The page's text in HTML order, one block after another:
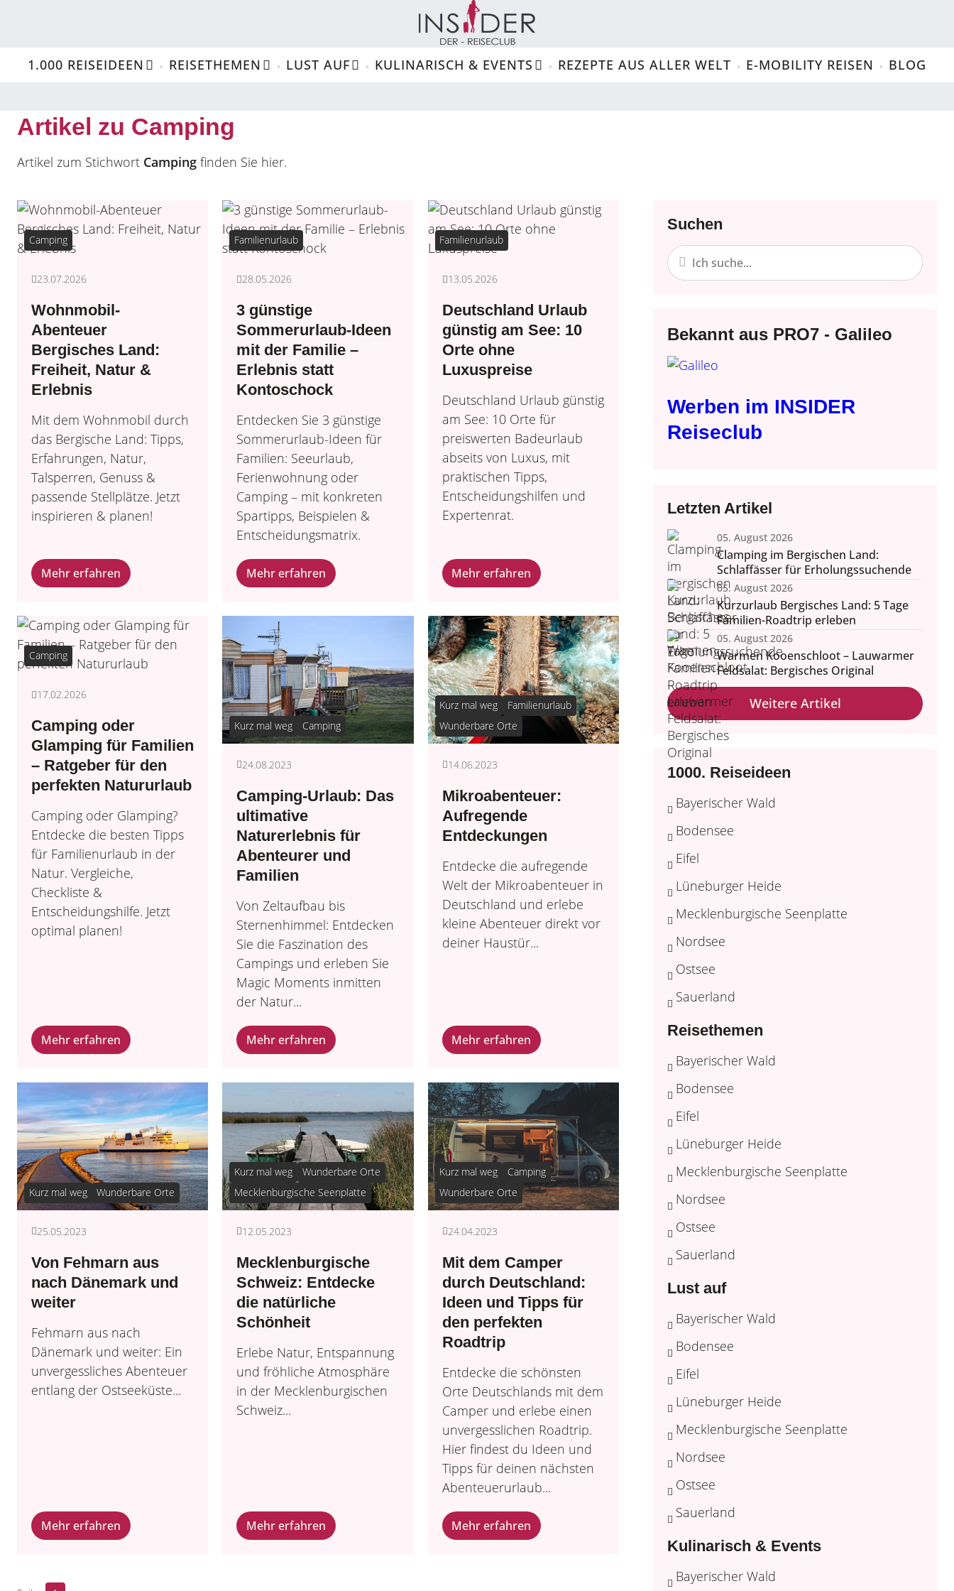
1.000 REISEIDEEN REISETHEMEN LUST AUF KULINARISCH & EVENTS REZEPTE AUS ALLER WELT E-MOBILITY REISEN BLOG
Artikel zu Camping
Artikel zum Stichwort Camping finden Sie hier.
Camping
23.07.2026
Wohnmobil-
Abenteuer
Bergisches Land:
Freiheit, Natur &
Erlebnis
Mit dem Wohnmobil durch
das Bergische Land: Tipps,
Erfahrungen, Natur,
Talsperren, Genuss &
passende Stellplätze. Jetzt
inspirieren & planen!
Mehr erfahren
Familienurlaub
28.05.2026
3 günstige
Sommerurlaub-Ideen
mit der Familie –
Erlebnis statt
Kontoschock
Entdecken Sie 3 günstige
Sommerurlaub-Ideen für
Familien: Seeurlaub,
Ferienwohnung oder
Camping – mit konkreten
Spartipps, Beispielen &
Entscheidungsmatrix.
Mehr erfahren
Familienurlaub
13.05.2026
Deutschland Urlaub
günstig am See: 10
Orte ohne
Luxuspreise
Deutschland Urlaub günstig
am See: 10 Orte für
preiswerten Badeurlaub
abseits von Luxus, mit
praktischen Tipps,
Entscheidungshilfen und
Expertenrat.
Mehr erfahren
Camping
17.02.2026
Camping oder
Glamping für Familien
– Ratgeber für den
perfekten Natururlaub
Camping oder Glamping?
Entdecke die besten Tipps
für Familienurlaub in der
Natur. Vergleiche,
Checkliste &
Entscheidungshilfe. Jetzt
optimal planen!
Mehr erfahren
Kurz mal weg Camping
24.08.2023
Camping-Urlaub: Das
ultimative
Naturerlebnis für
Abenteurer und
Familien
Von Zeltaufbau bis
Sternenhimmel: Entdecken
Sie die Faszination des
Campings und erleben Sie
Magic Moments inmitten
der Natur...
Mehr erfahren
Kurz mal weg
Familienurlaub
Wunderbare Orte
14.06.2023
Mikroabenteuer:
Aufregende
Entdeckungen
Entdecke die aufregende
Welt der Mikroabenteuer in
Deutschland und erlebe
kleine Abenteuer direkt vor
deiner Haustür...
Mehr erfahren
Kurz mal weg Wunderbare Orte
25.05.2023
Von Fehmarn aus
nach Dänemark und
weiter
Fehmarn aus nach
Dänemark und weiter: Ein
unvergessliches Abenteuer
entlang der Ostseeküste...
Mehr erfahren
Kurz mal weg
Wunderbare Orte
Mecklenburgische Seenplatte
12.05.2023
Mecklenburgische
Schweiz: Entdecke
die natürliche
Schönheit
Erlebe Natur, Entspannung
und fröhliche Atmosphäre
in der Mecklenburgischen
Schweiz...
Mehr erfahren
Kurz mal weg
Camping
Wunderbare Orte
24.04.2023
Mit dem Camper
durch Deutschland:
Ideen und Tipps für
den perfekten
Roadtrip
Entdecke die schönsten
Orte Deutschlands mit dem
Camper und erlebe einen
unvergesslichen Roadtrip.
Hier findest du Ideen und
Tipps für deinen nächsten
Abenteuerurlaub...
Mehr erfahren
Suchen
Bekannt aus PRO7 - Galileo
Werben im INSIDER
Reiseclub
Letzten Artikel
05. August 2026
Clamping im Bergischen Land:
Schlaffässer für Erholungssuchende
05. August 2026
Kurzurlaub Bergisches Land: 5 Tage
Familien-Roadtrip erleben
05. August 2026
Warmen Kooenschloot – Lauwarmer
Feldsalat: Bergisches Original
Weitere Artikel
1000. Reiseideen
Bayerischer Wald
Bodensee
Eifel
Lüneburger Heide
Mecklenburgische Seenplatte
Nordsee
Ostsee
Sauerland
Reisethemen
Bayerischer Wald
Bodensee
Eifel
Lüneburger Heide
Mecklenburgische Seenplatte
Nordsee
Ostsee
Sauerland
Lust auf
Bayerischer Wald
Bodensee
Eifel
Lüneburger Heide
Mecklenburgische Seenplatte
Nordsee
Ostsee
Sauerland
Kulinarisch & Events
Bayerischer Wald